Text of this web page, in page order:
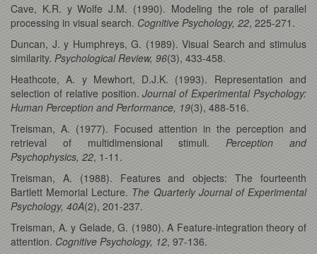
Cave, K.R. y Wolfe J.M. (1990). Modeling the role of parallel
processing in visual search. Cognitive Psychology, 22, 225-271.
Duncan, J. y Humphreys, G. (1989). Visual Search and stimulus
similarity. Psychological Review, 96(3), 433-458.
Heathcote, A. y Mewhort, D.J.K. (1993). Representation and
selection of relative position.Journal of Experimental Psychology:
Human Perception and Performance, 19(3), 488-516.
Treisman, A. (1977). Focused attention in the perception and
retrieval of multidimensional stimuli. Perception and
Psychophysics, 22, 1-11.
Treisman, A. (1988). Features and objects: The fourteenth
Bartlett Memorial Lecture. The Quarterly Journal of Experimental
Psychology, 40A(2), 201-237.
Treisman, A. y Gelade, G. (1980). A Feature-integration theory of
attention. Cognitive Psychology, 12, 97-136.